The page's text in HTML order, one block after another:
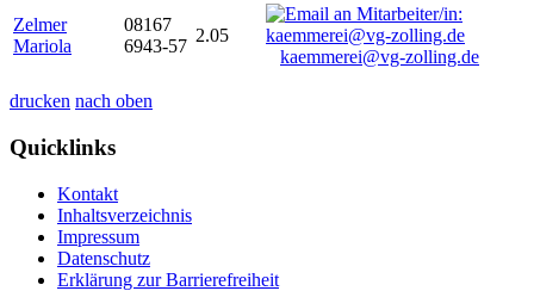
Zelmer
Mariola
08167
6943-57
2.05
kaemmerei@vg-zolling.de
drucken nach oben
Quicklinks
Kontakt
Inhaltsverzeichnis
Impressum
Datenschutz
Erklärung zur Barrierefreiheit